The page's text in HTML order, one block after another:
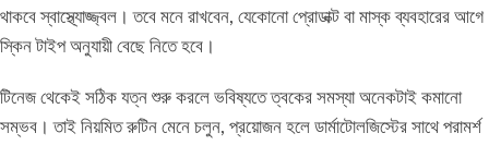
থাকবে স্বাস্থ্যোজ্জ্বল। তবে মনে রাখবেন, যেকোনো প্রোডাক্ট বা মাস্ক ব্যবহারের আগে
স্কিন টাইপ অনুযায়ী বেছে নিতে হবে।
টিনেজ থেকেই সঠিক যত্ন শুরু করলে ভবিষ্যতে ত্বকের সমস্যা অনেকটাই কমানো
সম্ভব। তাই নিয়মিত রুটিন মেনে চলুন, প্রয়োজন হলে ডার্মাটোলজিস্টের সাথে পরামর্শ